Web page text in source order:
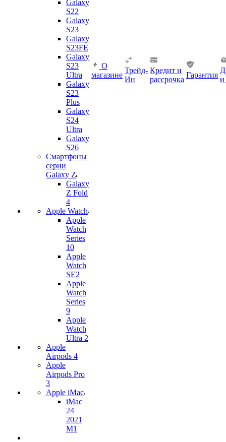
Galaxy
S22
Galaxy
S23
Galaxy
S23FE
Galaxy
S23
Ultra
Galaxy
S23
Plus
Galaxy
S24
Ultra
Galaxy
S26
Смартфоны
серии
Galaxy Z
Galaxy
Z Fold
4
Apple Watch
Apple
Watch
Series
10
Apple
Watch
SE2
Apple
Watch
Series
9
Apple
Watch
Ultra 2
Apple
Airpods 4
Apple
Airpods Pro
3
Apple iMac
iMac
24
2021
M1
О
магазине
Трейд-
Ин
Кредит и
рассрочка
Гарантия
и